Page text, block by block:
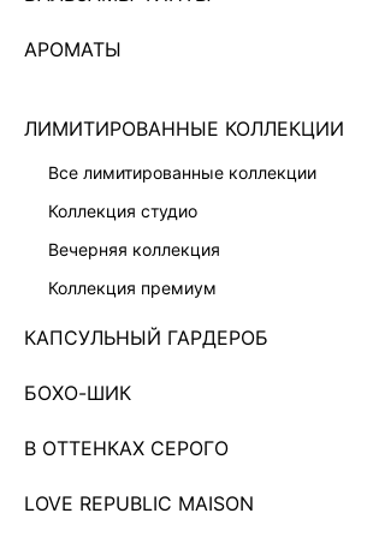
АРОМАТЫ
ЛИМИТИРОВАННЫЕ КОЛЛЕКЦИИ
все лимитированные коллекции
коллекция студио
вечерняя коллекция
коллекция премиум
КАПСУЛЬНЫЙ ГАРДЕРОБ
БОХО-ШИК
В ОТТЕНКАХ СЕРОГО
LOVE REPUBLIC MAISON
ЖИЛЕТ
Показано 0 из 222 товаров